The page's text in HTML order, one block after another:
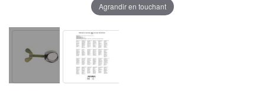
Agrandir en touchant